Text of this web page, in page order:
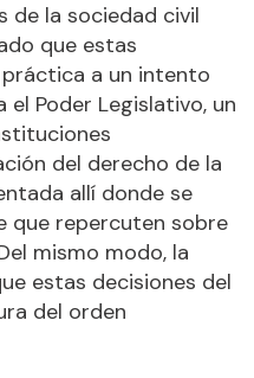
de la sociedad civil
que estas
práctica a un intento
Poder Legislativo, un
del derecho de la
allí donde se
que repercuten sobre
mismo modo, la
estas decisiones del
del orden